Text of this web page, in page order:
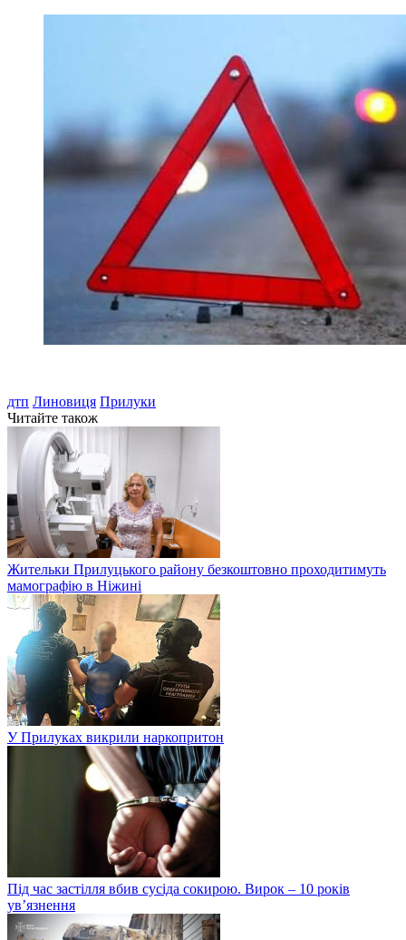
дтп Линовиця Прилуки
Читайте також
Жительки Прилуцького району безкоштовно проходитимуть
мамографію в Ніжині
У Прилуках викрили наркопритон
Під час застілля вбив сусіда сокирою. Вирок – 10 років
ув’язнення